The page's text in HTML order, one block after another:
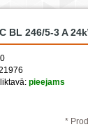
BL 246/5-3 A
pieejams
*